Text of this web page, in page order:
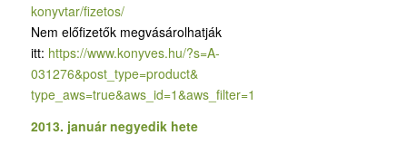
konyvtar/fizetos/
Nem előfizetők megvásárolhatják
itt: https://www.konyves.hu/?s=A-
031276&post_type=product&
type_aws=true&aws_id=1&aws_ filter=1
2013. január negyedik hete